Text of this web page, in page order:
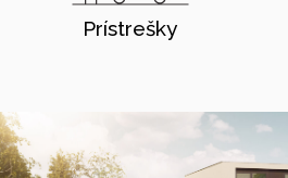
Prístrešky